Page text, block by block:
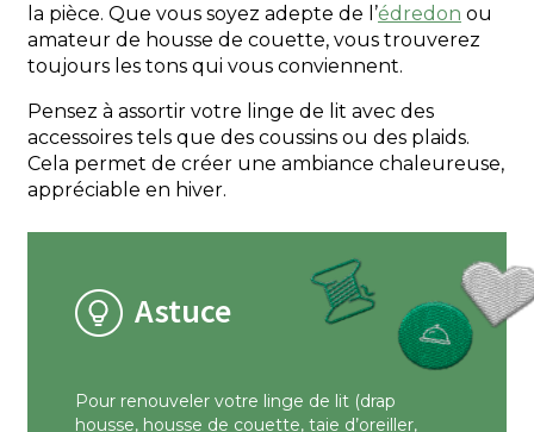
la pièce. Que vous soyez adepte de l’édredon ou
amateur de housse de couette, vous trouverez
toujours les tons qui vous conviennent.
Pensez à assortir votre linge de lit avec des
accessoires tels que des coussins ou des plaids.
Cela permet de créer une ambiance chaleureuse,
appréciable en hiver.
Astuce
Pour renouveler votre linge de lit (drap
housse, housse de couette, taie d’oreiller,